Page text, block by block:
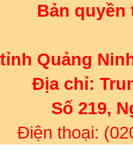
Bản quyền
tỉnh Quảng
Địa chỉ:
Số 219,
Điện thoại: